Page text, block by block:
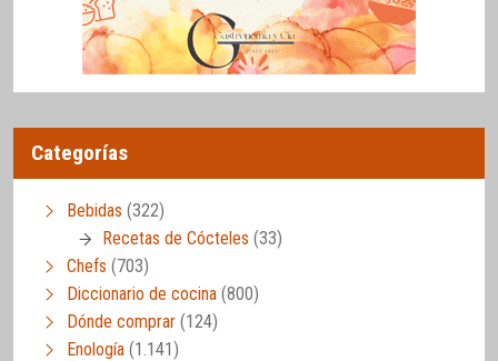
Categorías
Bebidas (322)
Recetas de Cócteles (33)
Chefs (703)
Diccionario de cocina (800)
Dónde comprar (124)
Enología (1.141)